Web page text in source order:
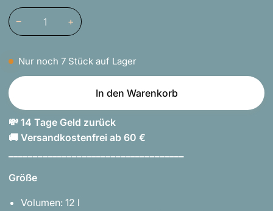
− +
Nur noch7 Stück auf Lager
In den Warenkorb
💸 14 Tage Geld zurück
🚚 Versandkostenfrei ab 60 €
Größe
Volumen: 12 l